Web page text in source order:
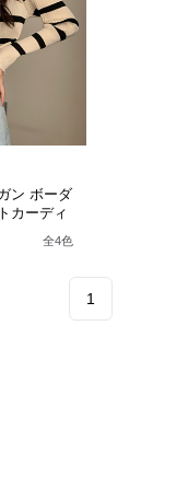
ン ボーダ
カーディ
セット
全4色
1